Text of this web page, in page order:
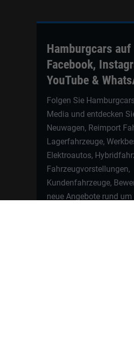
Hamburgcars auf
Facebook,
YouTube &
Folgen Sie
Media und entdecken
Neuwagen, Reimport
Lagerfahrzeuge,
Elektroautos,
Fahrzeugvorstellungen,
Kundenfahrzeuge,
neue Angebote rund um